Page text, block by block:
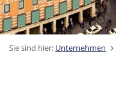
Sie sind hier: Unternehmen